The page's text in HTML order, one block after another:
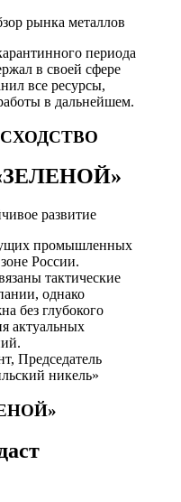
рынка металлов
периода
в своей сфере
все ресурсы,
в дальнейшем.
развитие
промышленных
России.
тактические
однако
без глубокого
актуальных
Председатель
никель»